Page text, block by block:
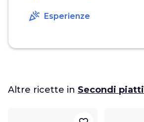
celebration Esperienze
Altre ricette in Secondi piatti